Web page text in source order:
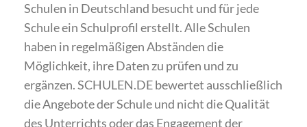
Schulen in Deutschland besucht und für jede
Schule ein Schulprofil erstellt. Alle Schulen
haben in regelmäßigen Abständen die
Möglichkeit, ihre Daten zu prüfen und zu
ergänzen. SCHULEN.DE bewertet ausschließlich
die Angebote der Schule und nicht die Qualität
des Unterrichts oder das Engagement der